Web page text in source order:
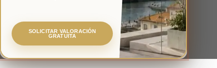
SOLICITAR VALORACIÓN
GRATUITA